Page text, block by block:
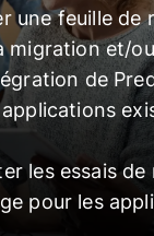
une feuille de
migration et/
de
les essais de
pour les